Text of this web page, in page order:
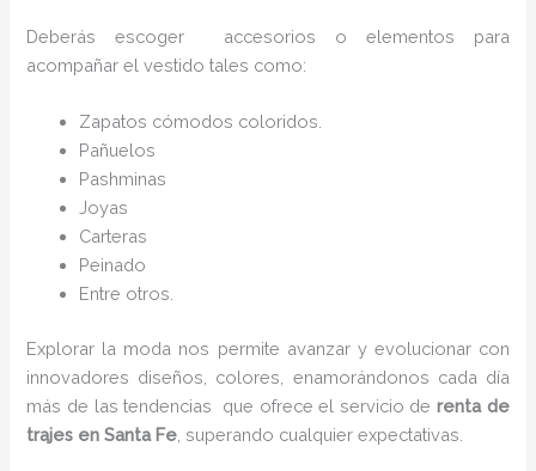
Deberás escoger accesorios o elementos para
acompañar el vestido tales como:
Zapatos cómodos coloridos.
Pañuelos
Pashminas
Joyas
Carteras
Peinado
Entre otros.
Explorar la moda nos permite avanzar y evolucionar con
innovadores diseños, colores, enamorándonos cada día
más de las tendencias que ofrece el servicio de renta de
trajes en Santa Fe , superando cualquier expectativas.